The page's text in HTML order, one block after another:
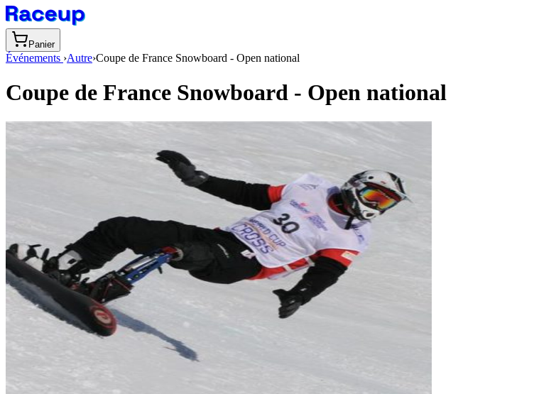
Panier
Événements ›Autre›Coupe de France Snowboard - Open national
Coupe de France Snowboard - Open national